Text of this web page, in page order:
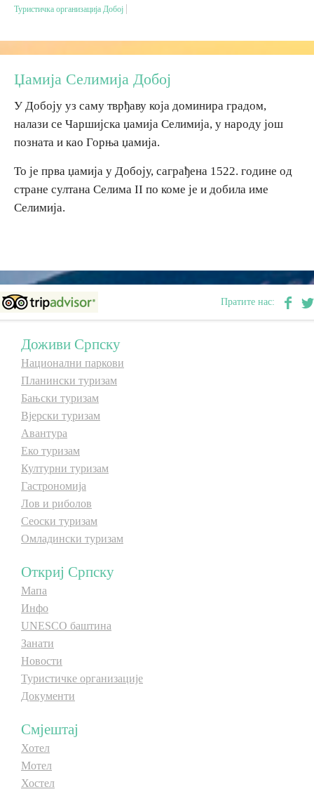
Манифестације
Мултимедија
Фото
E-Brochure
Откриј Српску
Туристичка организација Добој
Џамија Селимија Добој
У Добоју уз саму тврђаву која доминира градом,
налази се Чаршијска џамија Селимија, у народу још
позната и као Горња џамија.
То је прва џамија у Добоју, саграђена 1522. године од
стране султана Селима II по коме је и добила име
Селимија.
Пратите нас:
Доживи Српску
Национални паркови
Планински туризам
Бањски туризам
Вјерски туризам
Авантура
Еко туризам
Културни туризам
Гастрономија
Лов и риболов
Сеоски туризам
Омладински туризам
Откриј Српску
Мапа
Инфо
UNESCO баштина
Занати
Новости
Туристичке организације
Документи
Смјештај
Хотел
Мотел
Хостел